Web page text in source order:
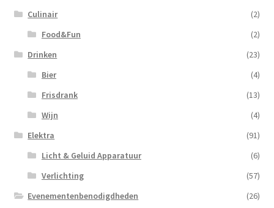
Culinair
(2)
Food&Fun
(2)
Drinken
(23)
Bier
(4)
Frisdrank
(13)
Wijn
(4)
Elektra
(91)
Licht & Geluid Apparatuur
(6)
Verlichting
(57)
Evenementenbenodigdheden
(26)